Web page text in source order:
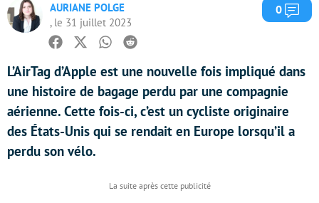
AURIANE POLGE
, le 31 juillet 2023
0
Facebook
TwitterWhatsapp
Reddit
L’AirTag d’Apple est une nouvelle fois impliqué dans
une histoire de bagage perdu par une compagnie
aérienne. Cette fois-ci, c’est un cycliste originaire
des États-Unis qui se rendait en Europe lorsqu’il a
perdu son vélo.